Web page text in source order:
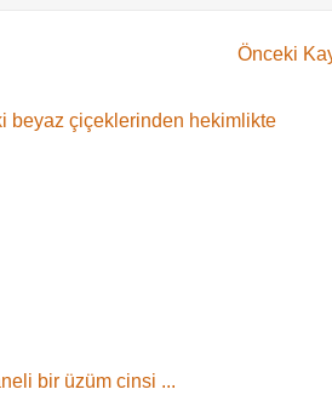
Önceki
beyaz çiçeklerinden hekimlikte
bir üzüm cinsi ...